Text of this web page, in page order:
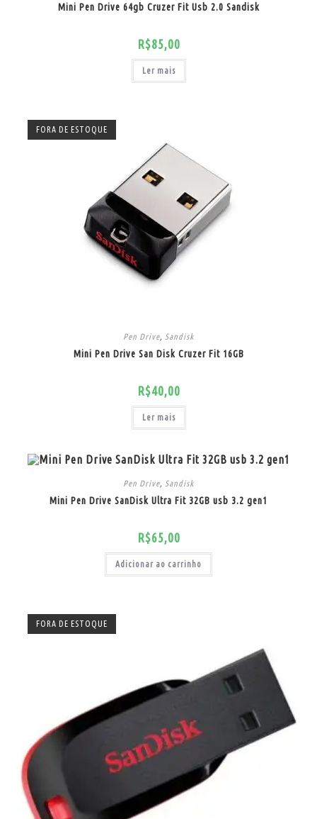
Mini Pen Drive 64gb Cruzer Fit Usb 2.0 Sandisk
R$85,00
Ler mais
FORA DE ESTOQUE
Pen Drive, Sandisk
Mini Pen Drive San Disk Cruzer Fit 16GB
R$40,00
Ler mais
Pen Drive, Sandisk
Mini Pen Drive SanDisk Ultra Fit 32GB usb 3.2 gen1
R$65,00
Adicionar ao carrinho
FORA DE ESTOQUE